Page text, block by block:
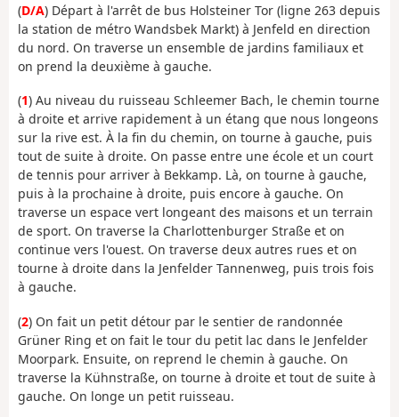
(D/A) Départ à l'arrêt de bus Holsteiner Tor (ligne 263 depuis
la station de métro Wandsbek Markt) à Jenfeld en direction
du nord. On traverse un ensemble de jardins familiaux et
on prend la deuxième à gauche.
(1) Au niveau du ruisseau Schleemer Bach, le chemin tourne
à droite et arrive rapidement à un étang que nous longeons
sur la rive est. À la fin du chemin, on tourne à gauche, puis
tout de suite à droite. On passe entre une école et un court
de tennis pour arriver à Bekkamp. Là, on tourne à gauche,
puis à la prochaine à droite, puis encore à gauche. On
traverse un espace vert longeant des maisons et un terrain
de sport. On traverse la Charlottenburger Straße et on
continue vers l'ouest. On traverse deux autres rues et on
tourne à droite dans la Jenfelder Tannenweg, puis trois fois
à gauche.
(2) On fait un petit détour par le sentier de randonnée
Grüner Ring et on fait le tour du petit lac dans le Jenfelder
Moorpark. Ensuite, on reprend le chemin à gauche. On
traverse la Kühnstraße, on tourne à droite et tout de suite à
gauche. On longe un petit ruisseau.